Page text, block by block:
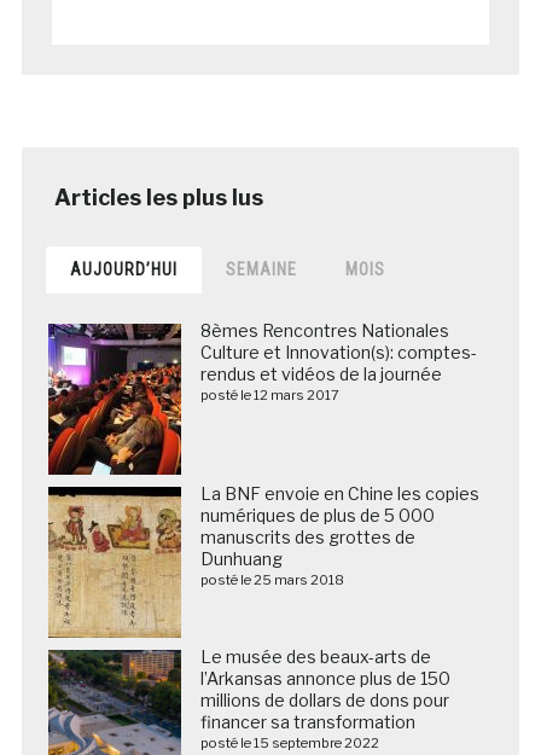
AUJOURD’HUI SEMAINE MOIS
8èmes Rencontres Nationales
Culture et Innovation(s): comptes-
rendus et vidéos de la journée
posté le 12 mars 2017
La BNF envoie en Chine les copies
numériques de plus de 5 000
manuscrits des grottes de
Dunhuang
posté le 25 mars 2018
Le musée des beaux-arts de
l’Arkansas annonce plus de 150
millions de dollars de dons pour
financer sa transformation
posté le 15 septembre 2022